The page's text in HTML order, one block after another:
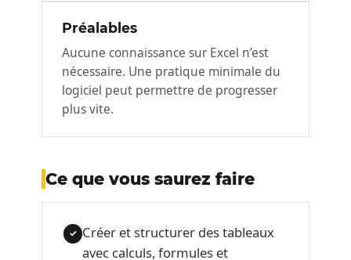
Préalables
Aucune connaissance sur Excel n’est
nécessaire. Une pratique minimale du
logiciel peut permettre de progresser
plus vite.
Ce que vous saurez faire
✓ Créer et structurer des tableaux
avec calculs, formules et